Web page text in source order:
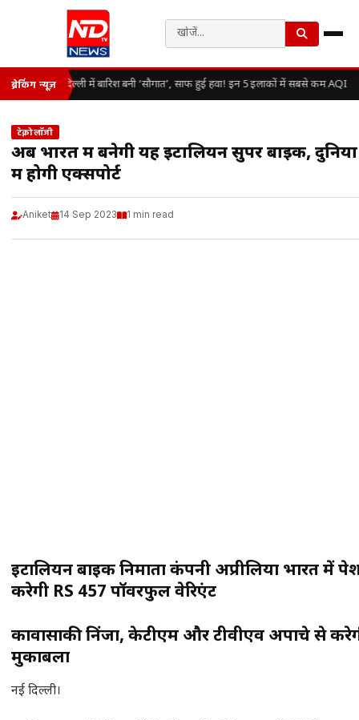
ब्रेकिंग न्यूज़ दिल्ली में बारिश बनी ‘सौगात’, साफ हुई हवा! इन 5 इलाकों में सबसे कम AQI
टेक्नोलॉजी
अब भारत में बनेगी यह इटालियन सुपर बाइक,
में होगी एक्सपोर्ट
Aniket 14 Sep 2023 1 min read
इटालियन बाइक निर्माता कंपनी अप्रीलिया भारत में
करेगी RS 457 पॉवरफुल वेरिएंट
कावासाकी निंजा, केटीएम और टीवीएव अपाचे से
मुकाबला
नई दिल्ली।